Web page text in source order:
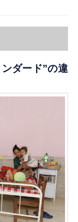
ダード”の違